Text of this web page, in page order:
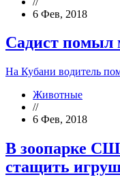
6 Фев, 2018
Садист помыл
На Кубани водитель
Животные
//
6 Фев, 2018
В зоопарке
стащить